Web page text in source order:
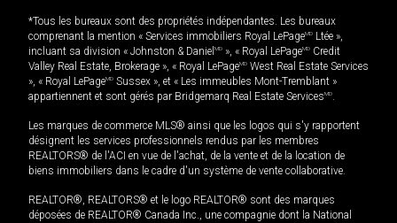
*Tous les bureaux sont des propriétés indépendantes. Les bureaux
comprenant la mention « Services immobiliers Royal LePageMD Ltée »,
incluant sa division « Johnston & Daniel MD », « Royal LePageMD Credit
Valley Real Estate, Brokerage », « Royal LePageMD West Real Estate Services
», « Royal LePageMD Sussex », et « Les immeubles Mont-Tremblant »
appartiennent et sont gérés par Bridgemarq Real Estate ServicesMD.
Les marques de commerce MLS® ainsi que les logos qui s'y rapportent
désignent les services professionnels rendus par les membres
REALTORS® de l'ACI en vue de l'achat, de la vente et de la location de
biens immobiliers dans le cadre d'un système de vente collaborative.
REALTOR®, REALTORS® et le logo REALTOR® sont des marques
déposées de REALTOR® Canada Inc., une compagnie dont la National